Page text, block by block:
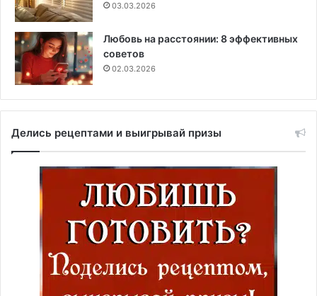
03.03.2026
Любовь на расстоянии: 8 эффективных
советов
02.03.2026
Делись рецептами и выигрывай призы